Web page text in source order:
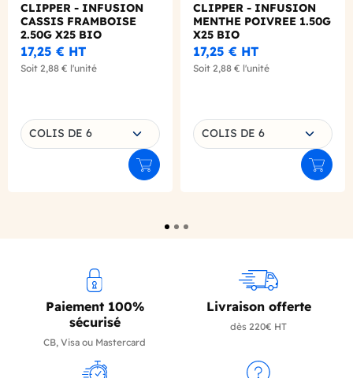
CLIPPER - INFUSION
CASSIS FRAMBOISE
2.50G X25 BIO
17,25 € HT
Soit 2,88 € l'unité
Choisissez une déclinaison
COLIS DE 6
Ajouter au panier
CLIPPER - INFUSION
MENTHE POIVREE 1.50G
X25 BIO
17,25 € HT
Soit 2,88 € l'unité
Choisissez une déclinaison
COLIS DE 6
Paiement 100%
sécurisé
CB, Visa ou Mastercard
Livraison offerte
dès 220€ HT